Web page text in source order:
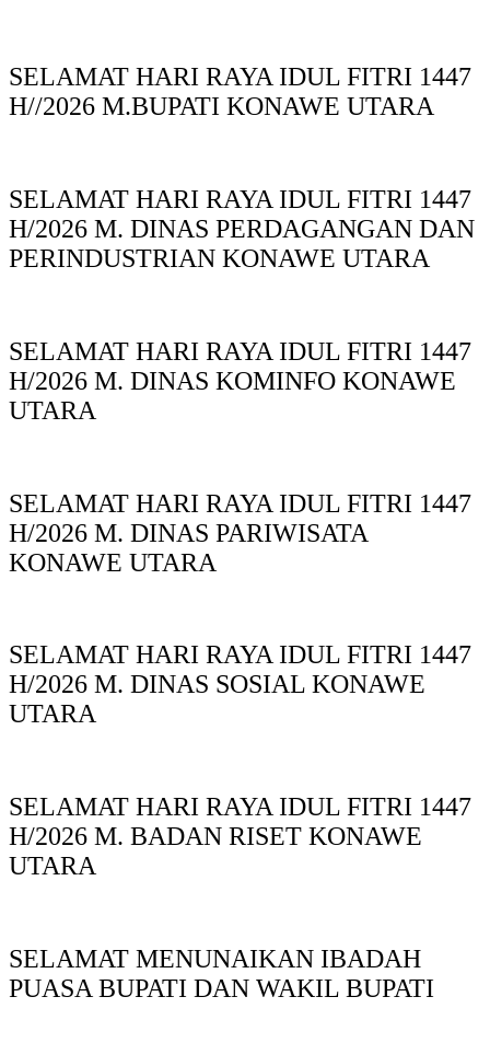
SELAMAT HARI RAYA IDUL FITRI 1447
H//2026 M.BUPATI KONAWE UTARA
SELAMAT HARI RAYA IDUL FITRI 1447
H/2026 M. DINAS PERDAGANGAN DAN
PERINDUSTRIAN KONAWE UTARA
SELAMAT HARI RAYA IDUL FITRI 1447
H/2026 M. DINAS KOMINFO KONAWE
UTARA
SELAMAT HARI RAYA IDUL FITRI 1447
H/2026 M. DINAS PARIWISATA
KONAWE UTARA
SELAMAT HARI RAYA IDUL FITRI 1447
H/2026 M. DINAS SOSIAL KONAWE
UTARA
SELAMAT HARI RAYA IDUL FITRI 1447
H/2026 M. BADAN RISET KONAWE
UTARA
SELAMAT MENUNAIKAN IBADAH
PUASA BUPATI DAN WAKIL BUPATI